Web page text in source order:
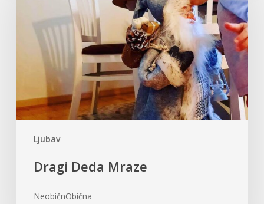
Ljubav
Dragi Deda Mraze
NeobičnObična